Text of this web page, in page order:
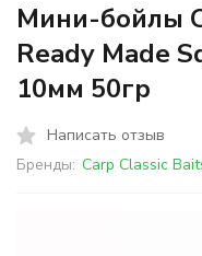
Мини-бойлы
Ready Made
10мм 50гр
Написать отзыв
Бренды: Carp Classic